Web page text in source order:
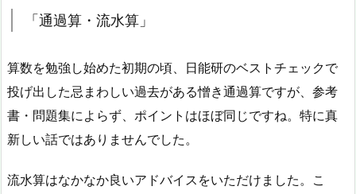
「通過算・流水算」
算数を勉強し始めた初期の頃、日能研のベストチェックで
投げ出した忌まわしい過去がある憎き通過算ですが、参考
書・問題集によらず、ポイントはほぼ同じですね。特に真
新しい話ではありませんでした。
流水算はなかなか良いアドバイスをいただけました。こ